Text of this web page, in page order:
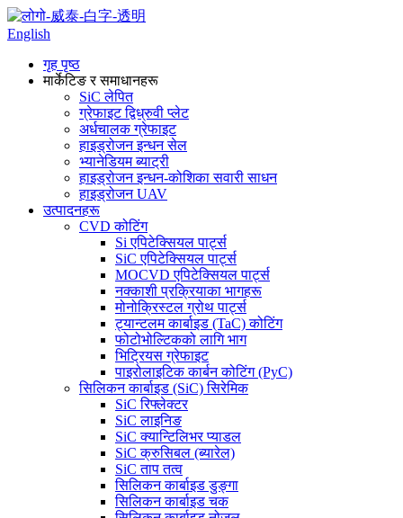
English
गृह पृष्ठ
मार्केटिङ र समाधानहरू
SiC लेपित
ग्रेफाइट द्विध्रुवी प्लेट
अर्धचालक ग्रेफाइट
हाइड्रोजन इन्धन सेल
भ्यानेडियम ब्याट्री
हाइड्रोजन इन्धन-कोशिका सवारी साधन
हाइड्रोजन UAV
उत्पादनहरू
CVD कोटिंग
Si एपिटेक्सियल पार्ट्स
SiC एपिटेक्सियल पार्ट्स
MOCVD एपिटेक्सियल पार्ट्स
नक्काशी प्रक्रियाका भागहरू
मोनोक्रिस्टल ग्रोथ पार्ट्स
ट्यान्टलम कार्बाइड (TaC) कोटिंग
फोटोभोल्टिकको लागि भाग
भिट्रियस ग्रेफाइट
पाइरोलाइटिक कार्बन कोटिंग (PyC)
सिलिकन कार्बाइड (SiC) सिरेमिक
SiC रिफ्लेक्टर
SiC लाइनिङ
SiC क्यान्टिलिभर प्याडल
SiC क्रुसिबल (ब्यारेल)
SiC ताप तत्व
सिलिकन कार्बाइड डुङ्गा
सिलिकन कार्बाइड चक